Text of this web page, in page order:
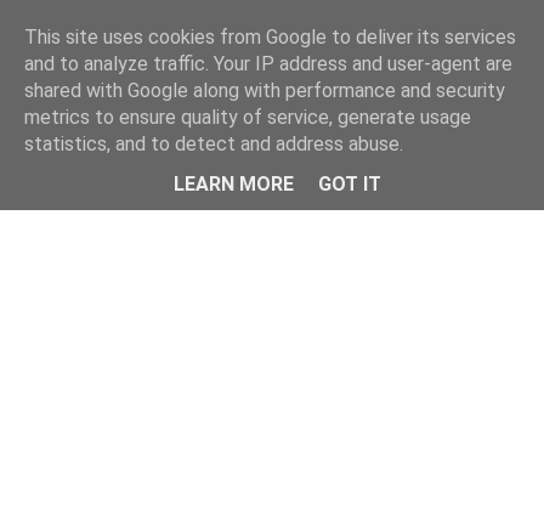
Menu
This site uses cookies from Google to deliver its services
and to analyze traffic. Your IP address and user-agent are
shared with Google along with performance and security
metrics to ensure quality of service, generate usage
statistics, and to detect and address abuse.
LEARN MORE
GOT IT